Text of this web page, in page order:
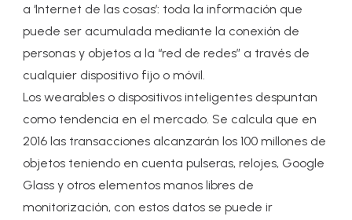
a ‘Internet de las cosas’: toda la información que
puede ser acumulada mediante la conexión de
personas y objetos a la “red de redes” a través de
cualquier dispositivo fijo o móvil.
Los wearables o dispositivos inteligentes despuntan
como tendencia en el mercado. Se calcula que en
2016 las transacciones alcanzarán los 100 millones de
objetos teniendo en cuenta pulseras, relojes, Google
Glass y otros elementos manos libres de
monitorización, con estos datos se puede ir